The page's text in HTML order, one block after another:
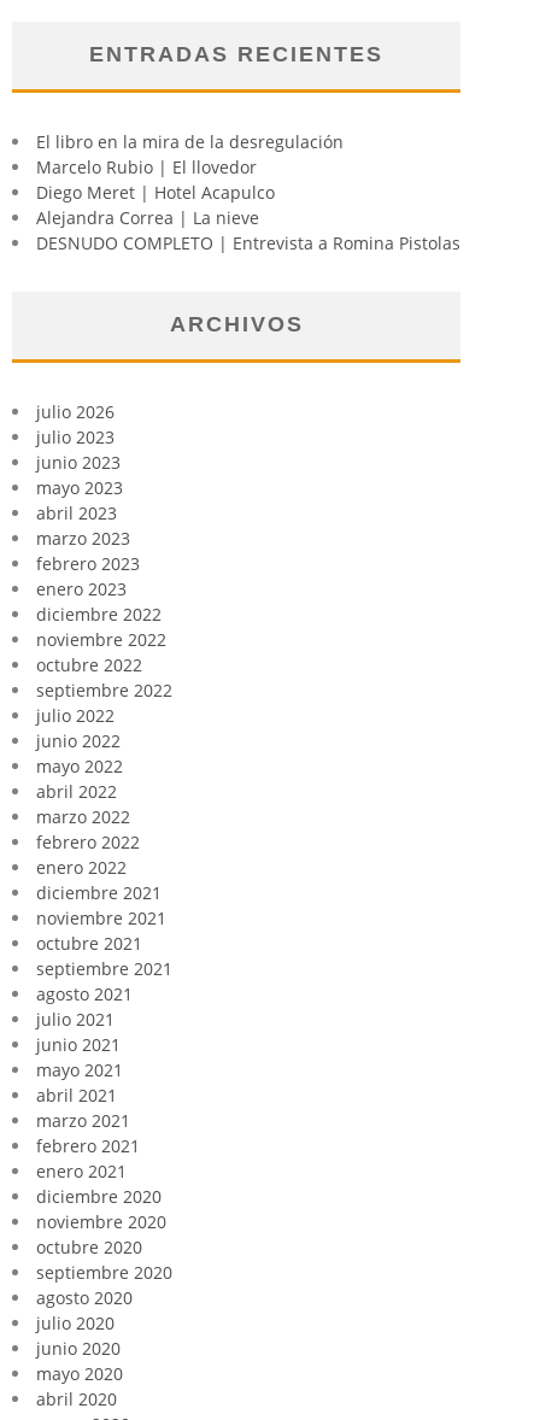
ENTRADAS RECIENTES
El libro en la mira de la desregulación
Marcelo Rubio | El llovedor
Diego Meret | Hotel Acapulco
Alejandra Correa | La nieve
DESNUDO COMPLETO | Entrevista a Romina Pistolas
ARCHIVOS
julio 2026
julio 2023
junio 2023
mayo 2023
abril 2023
marzo 2023
febrero 2023
enero 2023
diciembre 2022
noviembre 2022
octubre 2022
septiembre 2022
julio 2022
junio 2022
mayo 2022
abril 2022
marzo 2022
febrero 2022
enero 2022
diciembre 2021
noviembre 2021
octubre 2021
septiembre 2021
agosto 2021
julio 2021
junio 2021
mayo 2021
abril 2021
marzo 2021
febrero 2021
enero 2021
diciembre 2020
noviembre 2020
octubre 2020
septiembre 2020
agosto 2020
julio 2020
junio 2020
mayo 2020
abril 2020